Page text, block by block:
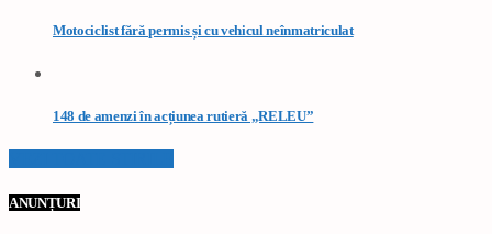
Motociclist fără permis și cu vehicul neînmatriculat
148 de amenzi în acțiunea rutieră „RELEU”
ANUNȚURI